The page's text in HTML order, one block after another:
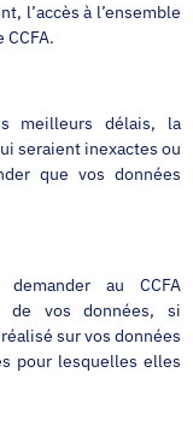
l’accès à l’ensemble
meilleurs délais, la
seraient inexactes ou
que vos données
au CCFA
de vos données, si
sur vos données
pour lesquelles elles